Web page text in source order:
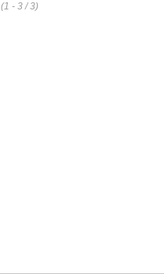
(1 - 3 / 3)